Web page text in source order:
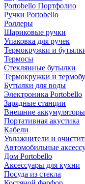
Portobello Портфолио
Ручки Portobello
Роллеры
Шариковые ручки
Упаковка для ручек
Термокружки и
Термосы
Стеклянные бутылки
Термокружки и
Бутылки для воды
Электроника Portobello
Зарядные станции
Внешние аккумуляторы
Портативная акустика
Кабели
Увлажнители и
Автомобильные
Дом Portobello
Аксессуары для кухни
Посуда из стекла